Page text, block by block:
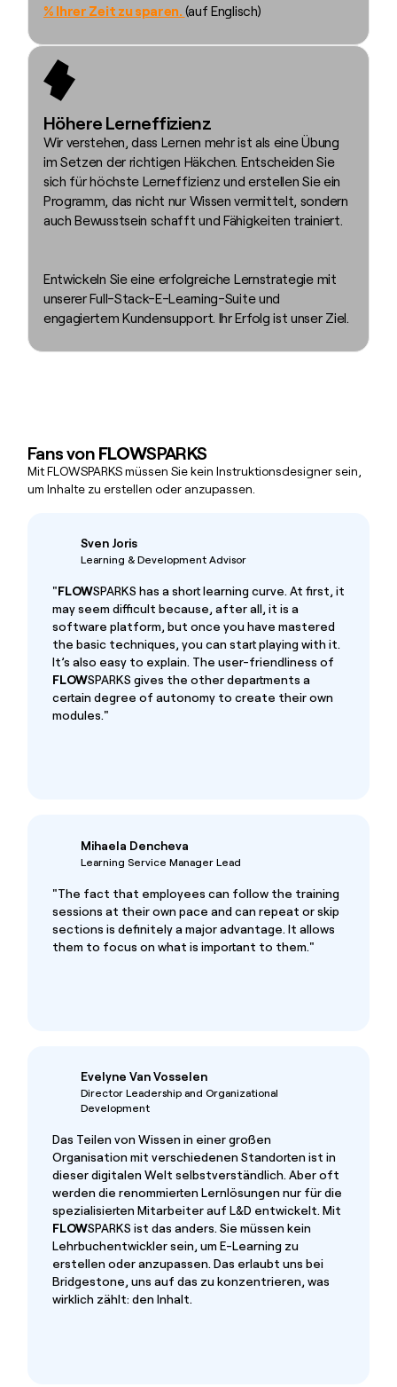
% Ihrer Zeit zu sparen. (auf Englisch)
Höhere Lerneffizienz
Wir verstehen, dass Lernen mehr ist als eine Übung
im Setzen der richtigen Häkchen. Entscheiden Sie
sich für höchste Lerneffizienz und erstellen Sie ein
Programm, das nicht nur Wissen vermittelt, sondern
auch Bewusstsein schafft und Fähigkeiten trainiert.
Entwickeln Sie eine erfolgreiche Lernstrategie mit
unserer Full-Stack-E-Learning-Suite und
engagiertem Kundensupport. Ihr Erfolg ist unser Ziel.
Fans von FLOWSPARKS
Mit FLOWSPARKS müssen Sie kein Instruktionsdesigner sein,
um Inhalte zu erstellen oder anzupassen.
Sven Joris
Learning & Development Advisor
"FLOWSPARKS has a short learning curve. At first, it
may seem difficult because, after all, it is a
software platform, but once you have mastered
the basic techniques, you can start playing with it.
It’s also easy to explain. The user-friendliness of
FLOWSPARKS gives the other departments a
certain degree of autonomy to create their own
modules."
Mihaela Dencheva
Learning Service Manager Lead
"The fact that employees can follow the training
sessions at their own pace and can repeat or skip
sections is definitely a major advantage. It allows
them to focus on what is important to them."
Evelyne Van Vosselen
Director Leadership and Organizational
Development
Das Teilen von Wissen in einer großen
Organisation mit verschiedenen Standorten ist in
dieser digitalen Welt selbstverständlich. Aber oft
werden die renommierten Lernlösungen nur für die
spezialisierten Mitarbeiter auf L&D entwickelt. Mit
FLOWSPARKS ist das anders. Sie müssen kein
Lehrbuchentwickler sein, um E-Learning zu
erstellen oder anzupassen. Das erlaubt uns bei
Bridgestone, uns auf das zu konzentrieren, was
wirklich zählt: den Inhalt.